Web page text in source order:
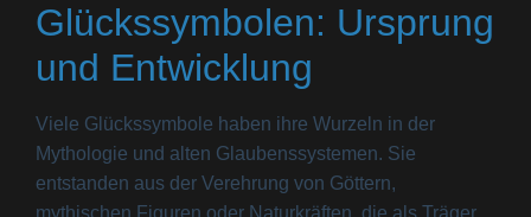
Glückssymbolen: Ursprung
und Entwicklung
Viele Glückssymbole haben ihre Wurzeln in der
Mythologie und alten Glaubenssystemen. Sie
entstanden aus der Verehrung von Göttern,
mythischen Figuren oder Naturkräften, die als Träger